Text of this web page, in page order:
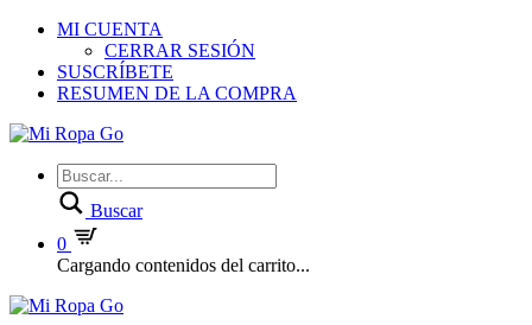
MI CUENTA
CERRAR SESIÓN
SUSCRÍBETE
RESUMEN DE LA COMPRA
Buscar
0
Cargando contenidos del carrito...